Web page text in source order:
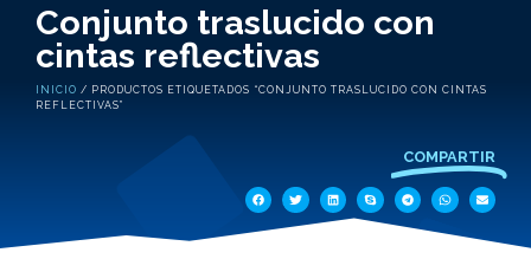
Conjunto traslucido con
cintas reflectivas
INICIO / PRODUCTOS ETIQUETADOS “CONJUNTO TRASLUCIDO CON CINTAS
REFLECTIVAS”
COMPARTIR